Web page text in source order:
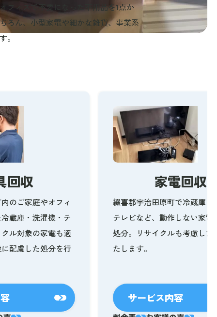
フィスで不要になった不用品を1点か
ろん、小型家電や細かな雑貨、事業系
。
回収
のご家庭やオフィ
蔵庫・洗濯機・テ
ル対象の家電も適
配慮した処分を行
家電回収
綴喜郡宇治田原町で冷蔵庫・
テレビなど、動作しない家電
処分。リサイクルも考慮した
たします。
サービス内容